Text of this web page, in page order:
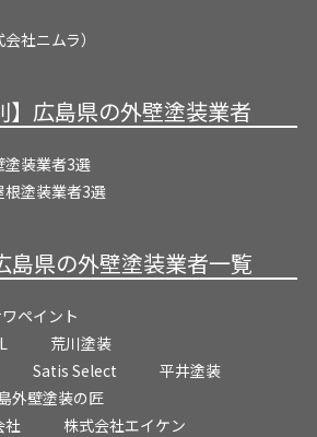
社ニムラ）
】広島県の外壁塗装業者
塗装業者3選
塗装業者3選
島県の外壁塗装業者一覧
ペイント
荒川塗装
Satis Select
平井塗装
外壁塗装の匠
社
株式会社エイケン